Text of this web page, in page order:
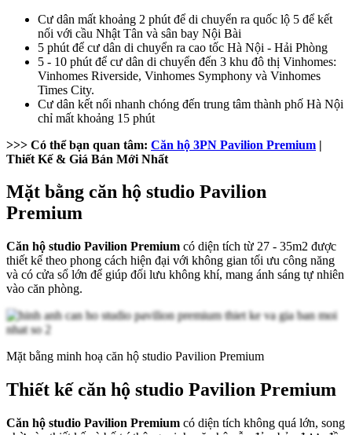
Cư dân mất khoảng 2 phút để di chuyển ra quốc lộ 5 để kết
nối với cầu Nhật Tân và sân bay Nội Bài
5 phút để cư dân di chuyển ra cao tốc Hà Nội - Hải Phòng
5 - 10 phút để cư dân di chuyển đến 3 khu đô thị Vinhomes:
Vinhomes Riverside, Vinhomes Symphony và Vinhomes
Times City.
Cư dân kết nối nhanh chóng đến trung tâm thành phố Hà Nội
chỉ mất khoảng 15 phút
>>> Có thể bạn quan tâm: Căn hộ 3PN Pavilion Premium |
Thiết Kế & Giá Bán Mới Nhất
Mặt bằng căn hộ studio Pavilion
Premium
Căn hộ studio Pavilion Premium có diện tích từ 27 - 35m2 được
thiết kế theo phong cách hiện đại với không gian tối ưu công năng
và có cửa sổ lớn để giúp đối lưu không khí, mang ánh sáng tự nhiên
vào căn phòng.
Mặt bằng minh hoạ căn hộ studio Pavilion Premium
Thiết kế căn hộ studio Pavilion Premium
Căn hộ studio Pavilion Premium có diện tích không quá lớn, song